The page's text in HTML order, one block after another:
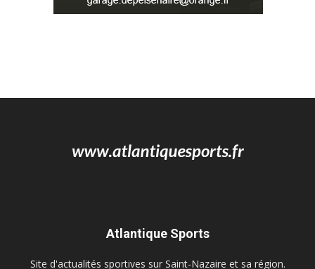
Atlantique Sports
Site d'actualités sportives sur Saint-Nazaire et sa région.